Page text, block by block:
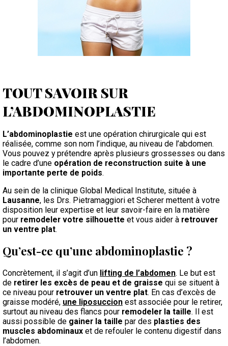
TOUT SAVOIR SUR
L’ABDOMINOPLASTIE
L’abdominoplastie est une opération chirurgicale qui est
réalisée, comme son nom l’indique, au niveau de l’abdomen.
Vous pouvez y prétendre après plusieurs grossesses ou dans
le cadre d’une opération de reconstruction suite à une
importante perte de poids.
Au sein de la clinique Global Medical Institute, située à
Lausanne, les Drs. Pietramaggiori et Scherer mettent à votre
disposition leur expertise et leur savoir-faire en la matière
pour remodeler votre silhouette et vous aider à retrouver
un ventre plat.
Qu’est-ce qu’une abdominoplastie ?
Concrètement, il s’agit d’un lifting de l’abdomen. Le but est
de retirer les excès de peau et de graisse qui se situent à
ce niveau pour retrouver un ventre plat. En cas d’excès de
graisse modéré, une liposuccion est associée pour le retirer,
surtout au niveau des flancs pour remodeler la taille. Il est
aussi possible de gainer la taille par des plasties des
muscles abdominaux et de refouler le contenu digestif dans
l’abdomen.